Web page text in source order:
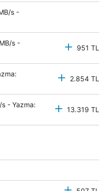
s -
s -
951 TL
2.854 TL
- Yazma:
13.319 TL